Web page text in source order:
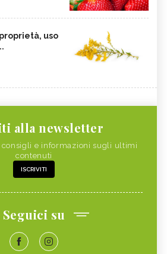
uso
alla newsletter
consigli e informazioni sugli ultimi
contenuti
ISCRIVITI
Seguici su